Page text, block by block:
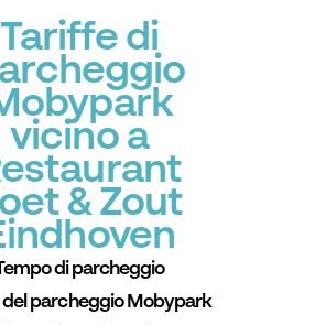
Tariffe di
vicino a
& Zout
di parcheggio
del parcheggio Mobypark